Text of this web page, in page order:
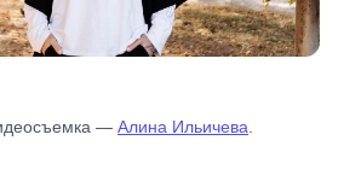
— Алина Ильичева